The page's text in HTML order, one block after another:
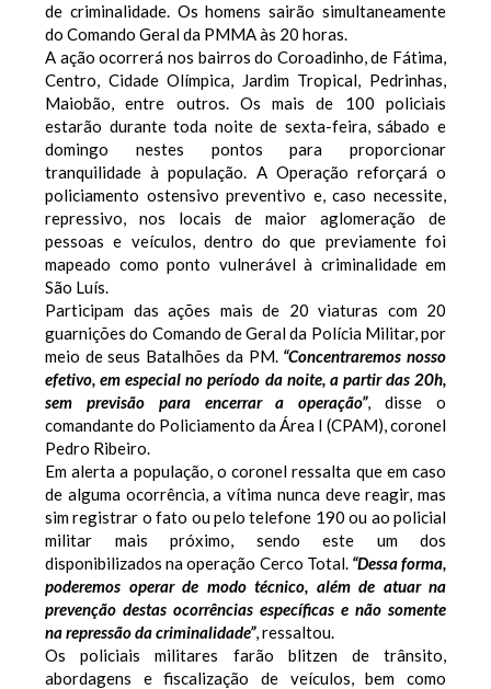
de criminalidade. Os homens sairão simultaneamente
do Comando Geral da PMMA às 20 horas.
A ação ocorrerá nos bairros do Coroadinho, de Fátima,
Centro, Cidade Olímpica, Jardim Tropical, Pedrinhas,
Maiobão, entre outros. Os mais de 100 policiais
estarão durante toda noite de sexta-feira, sábado e
domingo nestes pontos para proporcionar
tranquilidade à população. A Operação reforçará o
policiamento ostensivo preventivo e, caso necessite,
repressivo, nos locais de maior aglomeração de
pessoas e veículos, dentro do que previamente foi
mapeado como ponto vulnerável à criminalidade em
São Luís.
Participam das ações mais de 20 viaturas com 20
guarnições do Comando de Geral da Polícia Militar, por
meio de seus Batalhões da PM. “Concentraremos nosso
efetivo, em especial no período da noite, a partir das 20h,
sem previsão para encerrar a operação”, disse o
comandante do Policiamento da Área I (CPAM), coronel
Pedro Ribeiro.
Em alerta a população, o coronel ressalta que em caso
de alguma ocorrência, a vítima nunca deve reagir, mas
sim registrar o fato ou pelo telefone 190 ou ao policial
militar mais próximo, sendo este um dos
disponibilizados na operação Cerco Total. “Dessa forma,
poderemos operar de modo técnico, além de atuar na
prevenção destas ocorrências específicas e não somente
na repressão da criminalidade”, ressaltou.
Os policiais militares farão blitzen de trânsito,
abordagens e fiscalização de veículos, bem como